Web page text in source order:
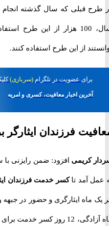
از این طرح استفاده کنند.
عضویت در تلگرام(سربازی) کلیک
آخرین اخبار معافیت، کسری و امریه
فرزندان ایثارگر
کریمی افزود: ضمن رایزنی با
آمد تاکسر خدمت فرزندان
ایثارگری و حضور در جبهه و یا
ماه آزادگی، 12 روز کسر خدمت